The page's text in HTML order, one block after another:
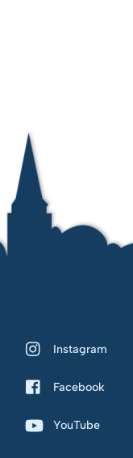
Instagram
Facebook
YouTube